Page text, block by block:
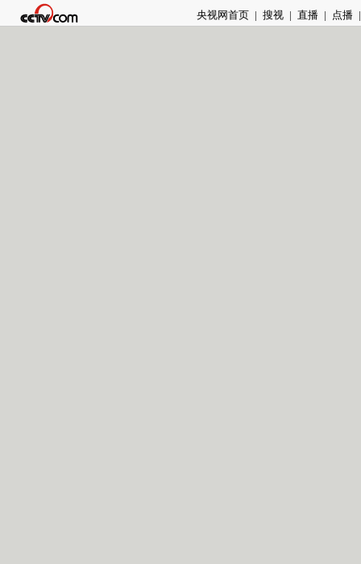
央视网首页 | 搜视 | 直播 | 点播 |